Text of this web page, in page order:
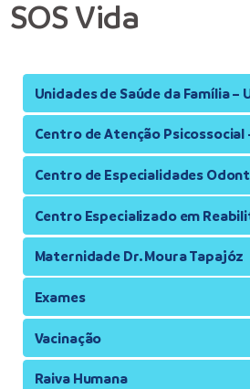
SOS Vida
Unidades de Saúde da Família –
Centro de Atenção Psicossocial
Centro de Especialidades
Centro Especializado em
Maternidade Dr. Moura Tapajóz
Exames
Vacinação
Raiva Humana